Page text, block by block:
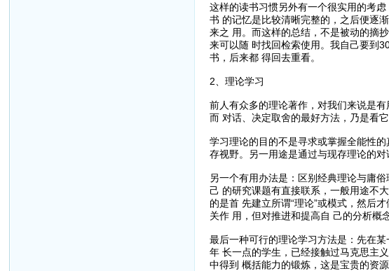
这样的读书习惯另外有一个很实用的考
书 的记忆是比较清晰完整的，之后便逐
来之 用。而这样的总结，不是被动的摘
来可以随 时找回检索使用。我自己要到
书，后来都 得回去重看。
2、理论学习
前人有众多的理论著作，对我们来说是
而 对话、决定取舍的最好方法，乃是看
学习理论的目的不是寻求或掌握全能性
存视野。另一用途是通过与现存理论的
另一个有用办法是：区别经典理论与庸
己 的研究课题有直接联系，一般用途不
的是首 先建立所谓“理论”或模式，然后
关作 用，但对推进和提高自 己的分析概
最后一种可行的理论学习方法是：先在
年 长一点的学生，已经接触过马克思主
中得到 概括能力的锻炼，这是宝贵的资